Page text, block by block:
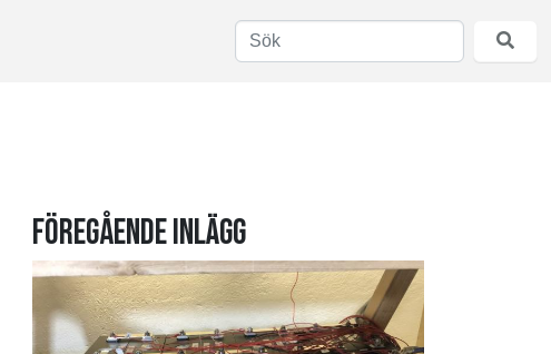
Föregående inlägg